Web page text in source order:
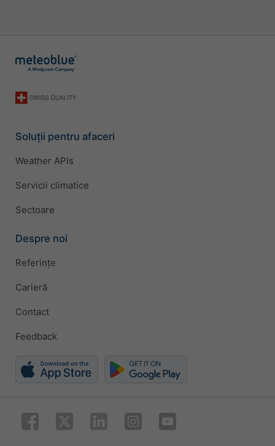
Soluții pentru afaceri
Weather APIs
Servicii climatice
Sectoare
Despre noi
Referințe
Carieră
Contact
Feedback